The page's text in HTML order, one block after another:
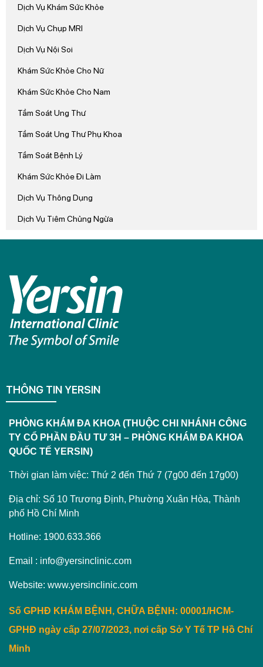
Dịch Vụ Khám Sức Khỏe
Dịch Vụ Chụp MRI
Dịch Vụ Nội Soi
Khám Sức Khỏe Cho Nữ
Khám Sức Khỏe Cho Nam
Tầm Soát Ung Thư
Tầm Soát Ung Thư Phụ Khoa
Tầm Soát Bệnh Lý
Khám Sức Khỏe Đi Làm
Dịch Vụ Thông Dụng
Dịch Vụ Tiêm Chủng Ngừa
THÔNG TIN YERSIN
PHÒNG KHÁM ĐA KHOA (THUỘC CHI NHÁNH CÔNG
TY CỔ PHẦN ĐẦU TƯ 3H – PHÒNG KHÁM ĐA KHOA
QUỐC TẾ YERSIN)
Thời gian làm việc: Thứ 2 đến Thứ 7 (7g00 đến 17g00)
Địa chỉ: Số 10 Trương Định, Phường Xuân Hòa, Thành
phố Hồ Chí Minh
Hotline: 1900.633.366
Email : info@yersinclinic.com
Website: www.yersinclinic.com
Số GPHĐ KHÁM BỆNH, CHỮA BỆNH: 00001/HCM-
GPHĐ ngày cấp 27/07/2023, nơi cấp Sở Y Tế TP Hồ Chí
Minh